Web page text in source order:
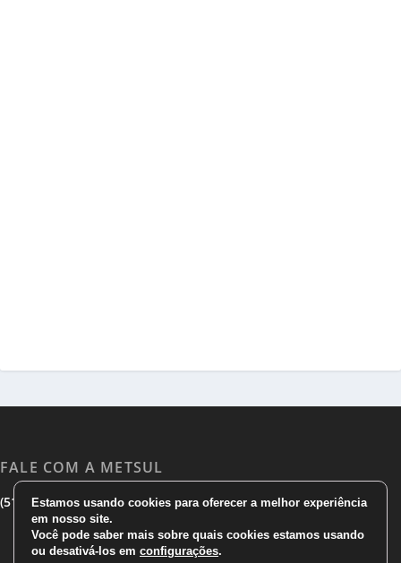
FALE COM A METSUL
(51) 3533 1983|(51)3785 7752|comercial@metsul.com
Estamos usando cookies para oferecer a melhor experiência
em nosso site.
Você pode saber mais sobre quais cookies estamos usando
ou desativá-los em configurações.